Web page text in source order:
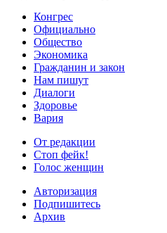
Конгрес
Официально
Общество
Экономика
Гражданин и закон
Нам пишут
Диалоги
Здоровье
Вария
От редакции
Стоп фейк!
Голос женщин
Авторизация
Подпишитесь
Архив